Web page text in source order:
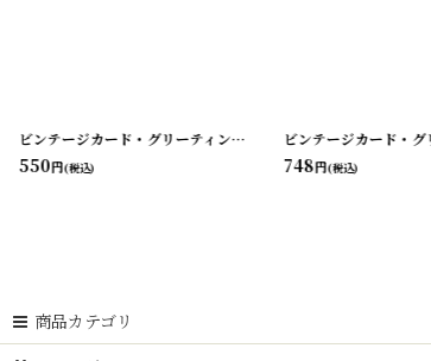
21] [ 210719-22]
ビンテージカード・グリーティング・バレンタイン・バースデー etc...
550円(税込) 748円(税込)
商品カテゴリ